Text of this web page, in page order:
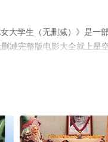
大学生（无删减）》是一
减完整版电影大全就上星